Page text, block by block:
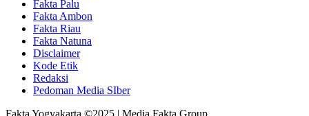
Fakta Palu
Fakta Ambon
Fakta Riau
Fakta Natuna
Disclaimer
Kode Etik
Redaksi
Pedoman Media SIber
Fakta Yogyakarta ©2025 | Media Fakta Group